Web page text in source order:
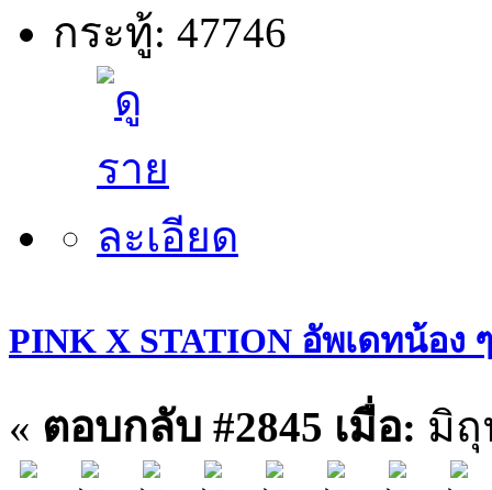
กระทู้: 47746
PINK X STATION อัพเดทน้อง
« ตอบกลับ #2845 เมื่อ: มิถุ